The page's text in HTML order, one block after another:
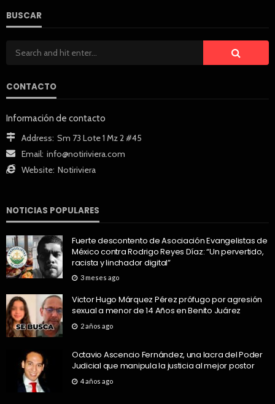
BUSCAR
CONTACTO
Información de contacto
Address: Sm 73 Lote 1 Mz 2 #45
Email: info@notiriviera.com
Website: Notiriviera
NOTICIAS POPULARES
Fuerte descontento de Asociación Evangelistas de
México contra Rodrigo Reyes Díaz: “Un pervertido,
racista y linchador digital”
3 meses ago
Victor Hugo Márquez Pérez prófugo por agresión
sexual a menor de 14 Años en Benito Juárez
2 años ago
Octavio Ascencio Fernández, una lacra del Poder
Judicial que manipula la justicia al mejor postor
4 años ago